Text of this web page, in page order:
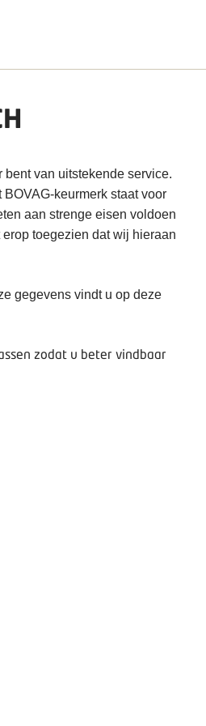
van uitstekende service.
keurmerk staat voor
aan strenge eisen voldoen
toegezien dat wij hieraan
gegevens vindt u op deze
zodat u beter vindbaar